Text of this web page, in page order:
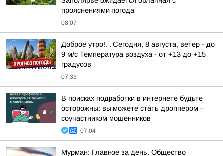
прояснениями погода
08:07
Доброе утро!. . Сегодня, 8 августа, ветер - до
9 м/с Температура воздуха - от +13 до +15
градусов
07:33
В поисках подработки в интернете будьте
осторожны: вы можете стать дроппером –
соучастником мошенников
07:04
Мурман: Главное за день. Общество